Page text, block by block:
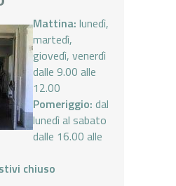
Mattina: lunedì,
martedì,
giovedì, venerdì
dalle 9.00 alle
12.00
Pomeriggio: dal
lunedì al sabato
dalle 16.00 alle
chiuso